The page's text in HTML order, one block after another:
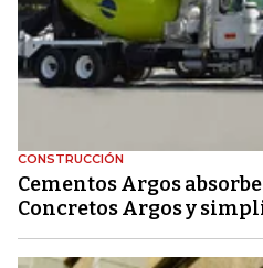
CONSTRUCCIÓN
Cementos Argos
Concretos Argos y